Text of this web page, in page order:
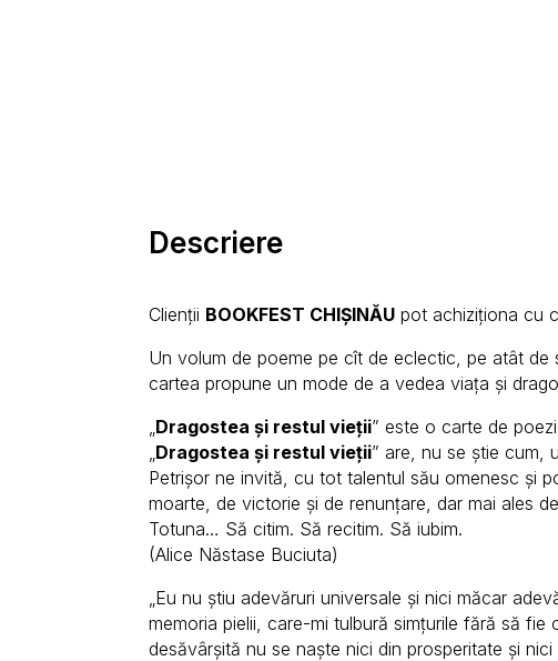
Descriere
Clienții BOOKFEST CHIȘINĂU pot achiziționa cu
Un volum de poeme pe cît de eclectic, pe atât
cartea propune un mode de a vedea viața și
Dragostea și restul vieții” este o carte de
Dragostea și restul vieții” are, nu se știe cum,
Petrișor ne invită, cu tot talentul său omenesc și
moarte, de victorie și de renunțare, dar mai ales
Totuna… Să citim. Să recitim. Să iubim.
(Alice Năstase Buciuta)
„Eu nu știu adevăruri universale și nici măcar
memoria pielii, care-mi tulbură simțurile fără să
desăvârșită nu se naște nici din prosperitate și